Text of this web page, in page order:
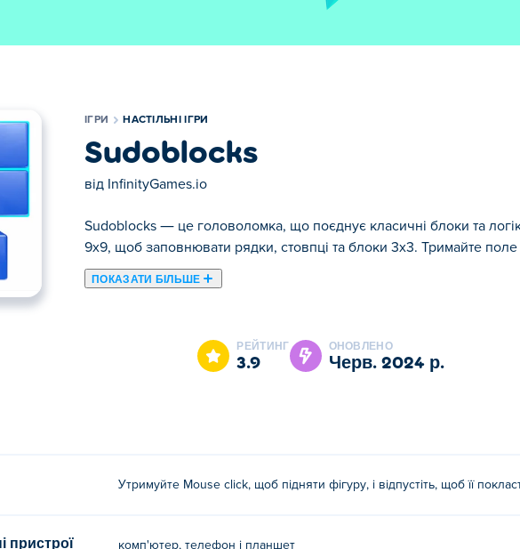
ІГРИ НАСТІЛЬНІ ІГРИ
Sudoblocks
від InfinityGames.io
Sudoblocks — це головоломка, що поєднує класичні блоки та
9x9, щоб заповнювати рядки, стовпці та блоки 3x3. Тримайте
ПОКАЗАТИ БІЛЬШЕ
Sudoblocks. Sudoblocks є одним із наших обраних Настільні ігри.
РЕЙТИНГ
3.9
ОНОВЛЕНО
черв. 2024 р.
Утримуйте Mouse click, щоб підняти фігуру, і відпустіть, щоб її
пристрої комп'ютер, телефон і планшет